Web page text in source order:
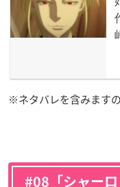
※ネタバレを含みます
#08「シャー